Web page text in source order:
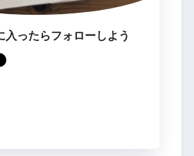
入ったらフォローしよう